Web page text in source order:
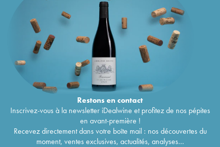
Restons encontact
Inscrivez-vous à la newsletter iDealwine et profitez de nos pépites
en avant-première !
Recevez directement dans votre boîte mail : nos découvertes du
moment, ventes exclusives, actualités, analyses...